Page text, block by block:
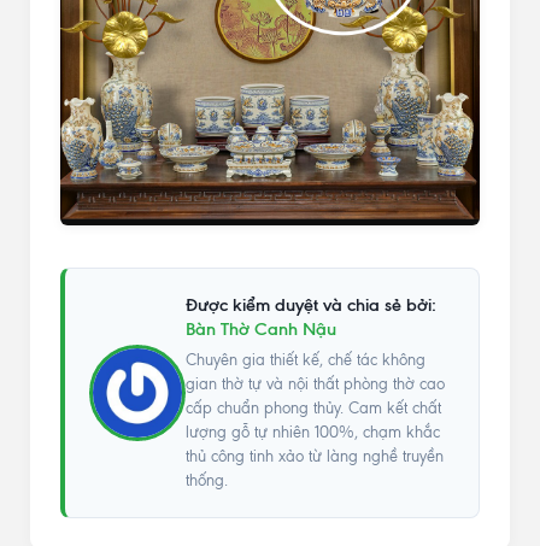
bảo sự phân định rõ ràng và bày tỏ sự tôn kính đầy
Được kiểm duyệt và chia sẻ bởi: